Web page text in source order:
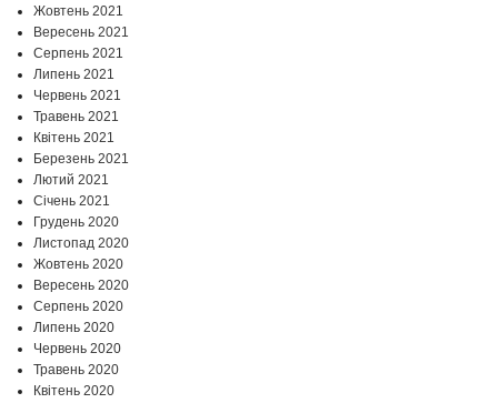
Жовтень 2021
Вересень 2021
Серпень 2021
Липень 2021
Червень 2021
Травень 2021
Квітень 2021
Березень 2021
Лютий 2021
Січень 2021
Грудень 2020
Листопад 2020
Жовтень 2020
Вересень 2020
Серпень 2020
Липень 2020
Червень 2020
Травень 2020
Квітень 2020